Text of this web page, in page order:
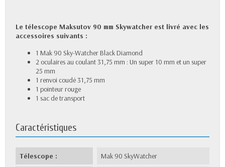
Le télescope Maksutov 90 mm Skywatcher est livré avec les
accessoires suivants :
1 Mak 90 Sky-Watcher Black Diamond
2 oculaires au coulant 31,75 mm : Un super 10 mm et un super
25 mm
1 renvoi coudé 31,75 mm
1 pointeur rouge
1 sac de transport
Caractéristiques
Télescope : Mak 90 SkyWatcher